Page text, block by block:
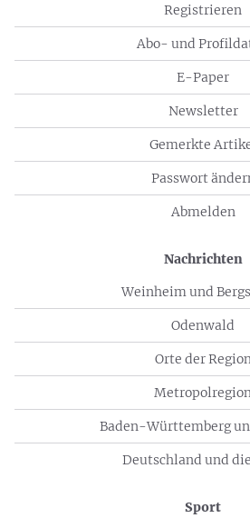
Registrieren
Abo- und
E-Paper
Newsletter
Gemerkte
Passwort
Abmelden
Nachrichten
Weinheim und
Odenwald
Orte der
Baden-Württemberg
Deutschland und
Sport